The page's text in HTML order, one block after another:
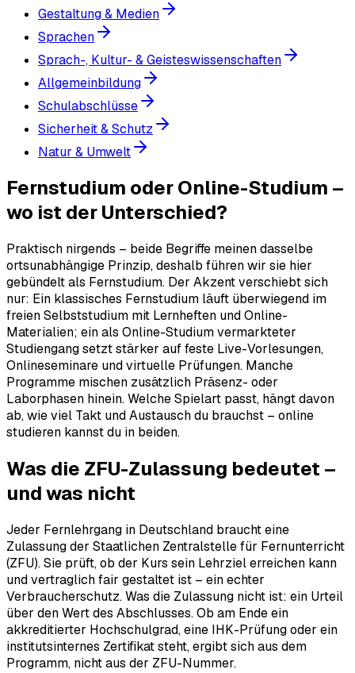
Gestaltung & Medien
Sprachen
Sprach-, Kultur- & Geisteswissenschaften
Allgemeinbildung
Schulabschlüsse
Sicherheit & Schutz
Natur & Umwelt
Fernstudium oder Online-Studium –
wo ist der Unterschied?
Praktisch nirgends – beide Begriffe meinen dasselbe
ortsunabhängige Prinzip, deshalb führen wir sie hier
gebündelt als Fernstudium. Der Akzent verschiebt sich
nur: Ein klassisches Fernstudium läuft überwiegend im
freien Selbststudium mit Lernheften und Online-
Materialien; ein als Online-Studium vermarkteter
Studiengang setzt stärker auf feste Live-Vorlesungen,
Onlineseminare und virtuelle Prüfungen. Manche
Programme mischen zusätzlich Präsenz- oder
Laborphasen hinein. Welche Spielart passt, hängt davon
ab, wie viel Takt und Austausch du brauchst – online
studieren kannst du in beiden.
Was die ZFU-Zulassung bedeutet –
und was nicht
Jeder Fernlehrgang in Deutschland braucht eine
Zulassung der Staatlichen Zentralstelle für Fernunterricht
(ZFU). Sie prüft, ob der Kurs sein Lehrziel erreichen kann
und vertraglich fair gestaltet ist – ein echter
Verbraucherschutz. Was die Zulassung nicht ist: ein Urteil
über den Wert des Abschlusses. Ob am Ende ein
akkreditierter Hochschulgrad, eine IHK-Prüfung oder ein
institutsinternes Zertifikat steht, ergibt sich aus dem
Programm, nicht aus der ZFU-Nummer.